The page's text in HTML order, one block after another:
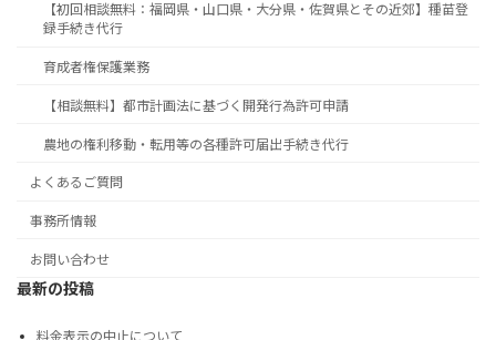
【初回相談無料：福岡県・山口県・大分県・佐賀県とその近郊】種苗登
録手続き代行
育成者権保護業務
【相談無料】都市計画法に基づく開発行為許可申請
農地の権利移動・転用等の各種許可届出手続き代行
よくあるご質問
事務所情報
お問い合わせ
最新の投稿
料金表示の中止について